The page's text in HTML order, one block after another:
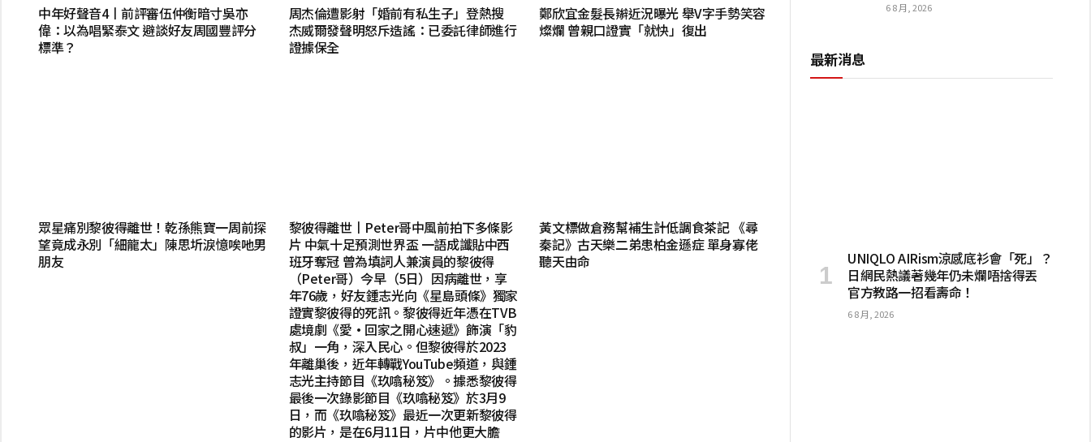
中年好聲音4丨前評審伍仲衡暗寸吳亦
偉：以為唱緊泰文 避談好友周國豐評分
標準？
周杰倫遭影射「婚前有私生子」登熱搜
杰威爾發聲明怒斥造謠：已委託律師進行
證據保全
鄭欣宜金髮長辮近況曝光 舉V字手勢笑容
燦爛 曾親口證實「就快」復出
眾星痛別黎彼得離世！乾孫熊寶一周前探
望竟成永別「細龍太」陳思圻淚憶唉吔男
朋友
黎彼得離世丨Peter哥中風前拍下多條影
片 中氣十足預測世界盃 一語成讖貼中西
班牙奪冠 曾為填詞人兼演員的黎彼得
（Peter哥）今早（5日）因病離世，享
年76歲，好友鍾志光向《星島頭條》獨家
證實黎彼得的死訊。黎彼得近年憑在TVB
處境劇《愛·回家之開心速遞》飾演「豹
叔」一角，深入民心。但黎彼得於2023
年離巢後，近年轉戰YouTube頻道，與鍾
志光主持節目《玖噏秘笈》。據悉黎彼得
最後一次錄影節目《玖噏秘笈》於3月9
日，而《玖噏秘笈》最近一次更新黎彼得
的影片，是在6月11日，片中他更大膽
黃文標做倉務幫補生計低調食茶記 《尋
秦記》古天樂二弟患柏金遜症 單身寡佬
聽天由命
6 8 月, 2026
最新消息
UNIQLO AIRism涼感底衫會「死」？
日網民熱議著幾年仍未爛唔捨得丟
官方教路一招看壽命！
6 8 月, 2026